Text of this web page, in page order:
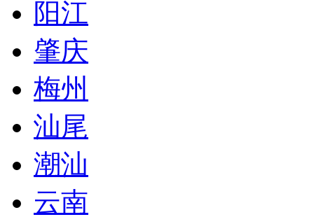
阳江
肇庆
梅州
汕尾
潮汕
云南